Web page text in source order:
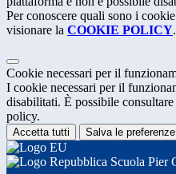
Per conoscere quali sono i
visionare la COOKIE POLICY.
Cookie necessari per il
I cookie necessari per il
disabilitati. È possibile
policy.
Accetta tutti Salva le preferenze
Scuola Pier